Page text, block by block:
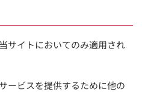
サイトにおいてのみ適用され
ービスを提供するために他の